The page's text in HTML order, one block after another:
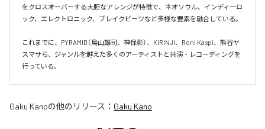
をクロスオーバーする大胆なアレンジが特徴で、ネオソウル、インディーロ
ック、エレクトロニック、ブレイクビーツなど多様な要素を融合している。
これまでに、PYRAMID（鳥山雄司、神保彰）、KIRINJI、Roni Kaspi、熊谷ヤ
スマサら、ジャンルを越えた多くのアーティストと共演・レコーディングを
行っている。
Gaku Kanoの他のリリース： Gaku Kano